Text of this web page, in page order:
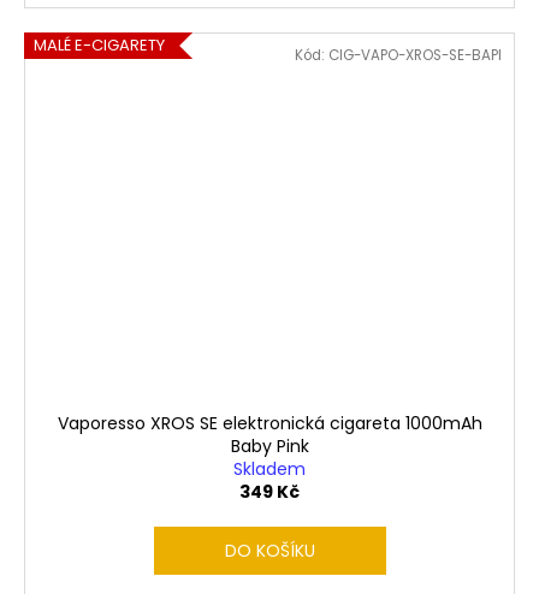
MALÉ E-CIGARETY
Vaporesso XROS SE elektronická cigareta 1000mAh
Baby Pink
Skladem
349 Kč
DO KOŠÍKU
Kód: CIG-VAPO-XROS-SE-BAPI